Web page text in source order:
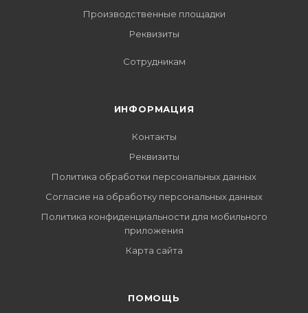
Производственные площадки
Реквизиты
Сотрудникам
ИНФОРМАЦИЯ
Контакты
Реквизиты
Политика обработки персональных данных
Согласие на обработку персональных данных
Политика конфиденциальности для мобильного
приложения
Карта сайта
ПОМОЩЬ